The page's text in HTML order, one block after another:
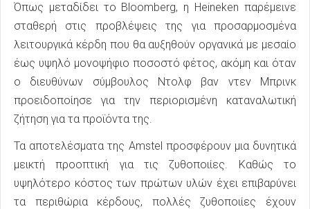
Όπως μεταδίδει το Bloomberg, η Heineken παρέμεινε
σταθερή στις προβλέψεις της για προσαρμοσμένα
λειτουργικά κέρδη που θα αυξηθούν οργανικά με μεσαίο
έως υψηλό μονοψήφιο ποσοστό φέτος, ακόμη και όταν
ο διευθύνων σύμβουλος Ντολφ βαν ντεν Μπρινκ
προειδοποίησε για την περιορισμένη καταναλωτική
ζήτηση για τα προϊόντα της.
Τα αποτελέσματα της Amstel προσφέρουν μια δυνητικά
μεικτή προοπτική για τις ζυθοποιίες. Καθώς το
υψηλότερο κόστος των πρώτων υλών έχει επιβαρύνει
τα περιθώρια κέρδους, πολλές ζυθοποιίες έχουν